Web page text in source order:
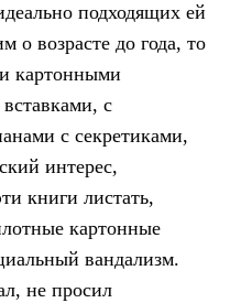
подходящих ей
о возрасте до года, то
картонными
с
с секретиками,
интерес,
книги листать,
картонные
вандализм.
не просил